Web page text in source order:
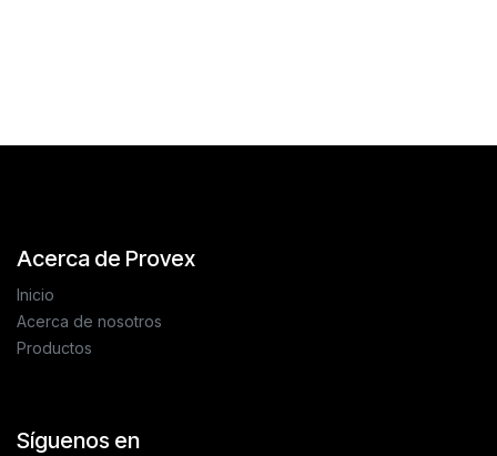
Acerca de Provex
Inicio
Acerca de nosotros
Productos
Síguenos en